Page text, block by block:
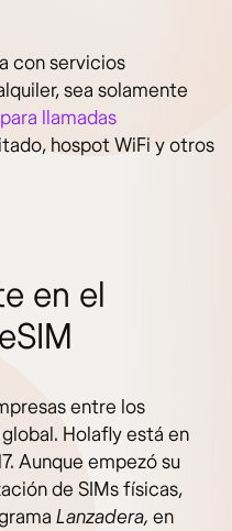
con servicios
sea solamente
llamadas
hospot WiFi y otros
en el
entre los
Holafly está en
Aunque empezó su
de SIMs físicas,
Lanzadera, en